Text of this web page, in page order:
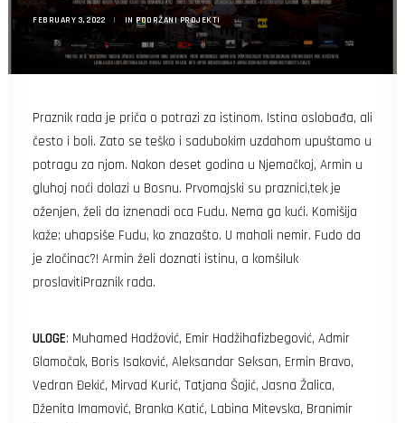
FEBRUARY 3, 2022 | IN PODRŽANI PROJEKTI
Praznik rada je priča o potrazi za istinom. Istina oslobađa, ali
često i boli. Zato se teško i sadubokim uzdahom upuštamo u
potragu za njom. Nakon deset godina u Njemačkoj, Armin u
gluhoj noći dolazi u Bosnu. Prvomajski su praznici,tek je
oženjen, želi da iznenadi oca Fudu. Nema ga kući. Komišija
kaže: uhapsiše Fudu, ko znazašto. U mahali nemir. Fudo da
je zločinac?! Armin želi doznati istinu, a komšiluk
proslavitiPraznik rada.
ULOGE: Muhamed Hadžović, Emir Hadžihafizbegović, Admir
Glamočak, Boris Isaković, Aleksandar Seksan, Ermin Bravo,
Vedran Đekić, Mirvad Kurić, Tatjana Šojić, Jasna Žalica,
Dženita Imamović, Branka Katić, Labina Mitevska, Branimir